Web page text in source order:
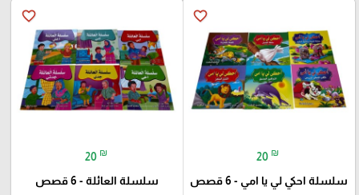
favorite_border
20 ₪
سلسلة احكي لي يا امي - 6 قصص
favorite_border
20 ₪
سلسلة العائلة - 6 قصص